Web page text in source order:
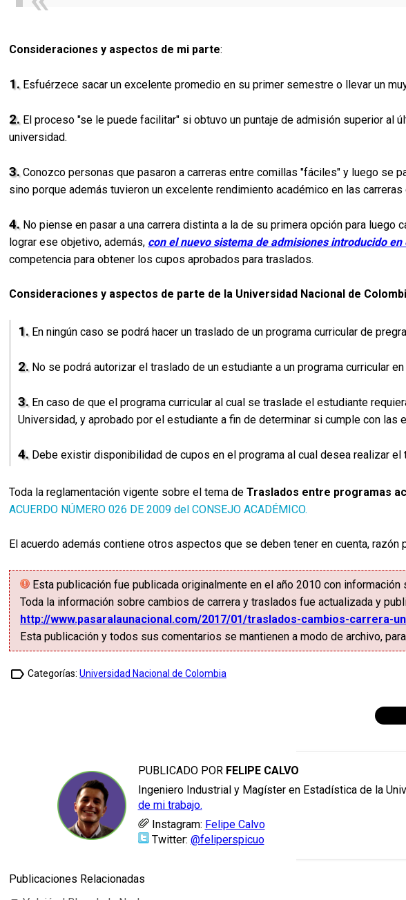
Consideraciones y aspectos de mi parte:
1.Esfuérzece sacar un excelente promedio en su primer semestre o llevar un
2.El proceso "se le puede facilitar" si obtuvo un puntaje de admisión superior al
universidad.
3.Conozco personas que pasaron a carreras entre comillas "fáciles" y luego se
sino porque además tuvieron un excelente rendimiento académico en las
4.No piense en pasar a una carrera distinta a la de su primera opción para
lograr ese objetivo, además, con el nuevo sistema de admisiones introducido
competencia para obtener los cupos aprobados para traslados.
Consideraciones y aspectos de parte de la Universidad Nacional de
1.En ningún caso se podrá hacer un traslado de un programa curricular de
2.No se podrá autorizar el traslado de un estudiante a un programa curricular
3.En caso de que el programa curricular al cual se traslade el estudiante
Universidad, y aprobado por el estudiante a fin de determinar si cumple con
4.Debe existir disponibilidad de cupos en el programa al cual desea realizar el
Toda la reglamentación vigente sobre el tema de Traslados entre programas
ACUERDO NÚMERO 026 DE 2009 del CONSEJO ACADÉMICO.
El acuerdo además contiene otros aspectos que se deben tener en cuenta,
Esta publicación fue publicada originalmente en el año 2010 con
Toda la información sobre cambios de carrera y traslados fue actualizada y
http://www.pasaralaunacional.com/2017/01/traslados-cambios-carrera-
Esta publicación y todos sus comentarios se mantienen a modo de archivo,
label_outline Categorías: Universidad Nacional de Colombia
PUBLICADO POR FELIPE CALVO
Ingeniero Industrial y Magíster en Estadística de la
de mi trabajo.
Instagram: Felipe Calvo
Twitter: @feliperspicuo
Publicaciones Relacionadas